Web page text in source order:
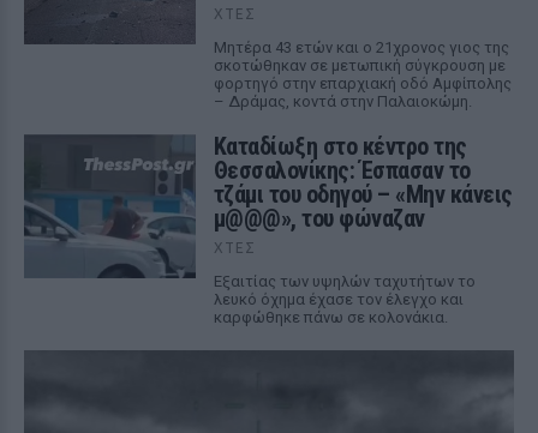
ΧΤΕΣ
Μητέρα 43 ετών και ο 21χρονος γιος της
σκοτώθηκαν σε μετωπική σύγκρουση με
φορτηγό στην επαρχιακή οδό Αμφίπολης
– Δράμας, κοντά στην Παλαιοκώμη.
Καταδίωξη στο κέντρο της
Θεσσαλονίκης: Έσπασαν το
τζάμι του οδηγού – «Μην κάνεις
μ@@@», του φώναζαν
ΧΤΕΣ
Εξαιτίας των υψηλών ταχυτήτων το
λευκό όχημα έχασε τον έλεγχο και
καρφώθηκε πάνω σε κολονάκια.